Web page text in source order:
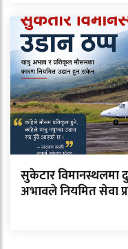
सुकेटार विमानस्थलमा
अभावले नियमित सेवा